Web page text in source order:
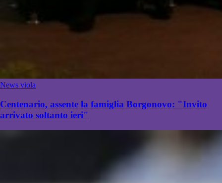
News viola
Centenario, assente la famiglia Borgonovo: "Invito
arrivato soltanto ieri"